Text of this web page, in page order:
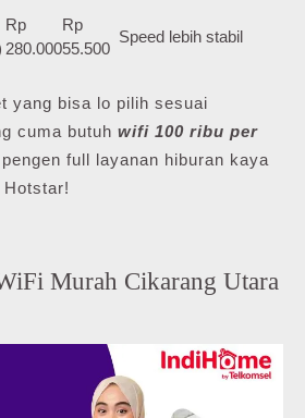
Rp
280.000
Rp
55.500
Speed lebih stabil
yang bisa lo pilih sesuai
cuma butuh wifi 100 ribu per
full layanan hiburan kaya
Murah Cikarang Utara